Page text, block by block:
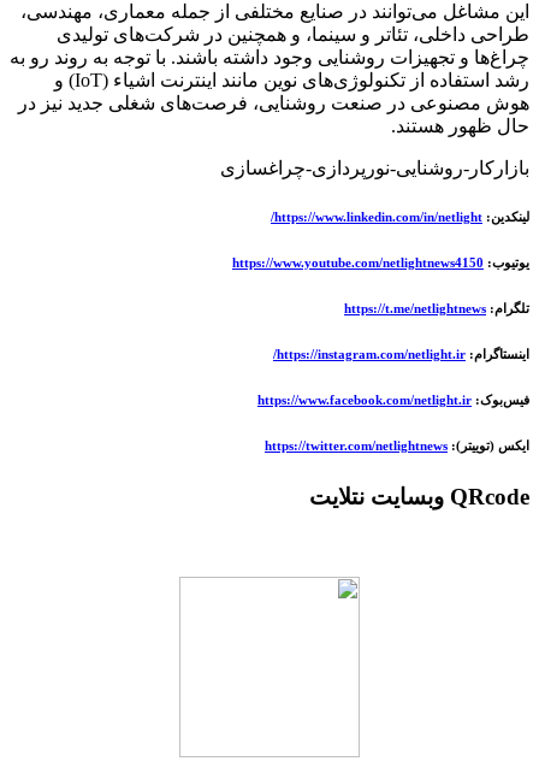
این مشاغل می‌توانند در صنایع مختلفی از جمله معماری، مهندسی،
طراحی داخلی، تئاتر و سینما، و همچنین در شرکت‌های تولیدی
چراغ‌ها و تجهیزات روشنایی وجود داشته باشند. با توجه به روند رو به
رشد استفاده از تکنولوژی‌های نوین مانند اینترنت اشیاء (IoT) و
هوش مصنوعی در صنعت روشنایی، فرصت‌های شغلی جدید نیز در
حال ظهور هستند.
بازارکار-روشنایی-نورپردازی-چراغسازی
لینکدین: https://www.linkedin.com/in/netlight/
یوتیوب: https://www.youtube.com/netlightnews4150
تلگرام: https://t.me/netlightnews
اینستاگرام: https://instagram.com/netlight.ir/
فیس‌بوک: https://www.facebook.com/netlight.ir
ایکس (توییتر): https://twitter.com/netlightnews
QRcode وبسایت نتلایت